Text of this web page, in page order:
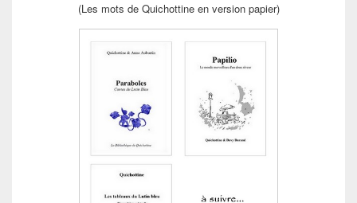
(Les mots de Quichottine en version papier)